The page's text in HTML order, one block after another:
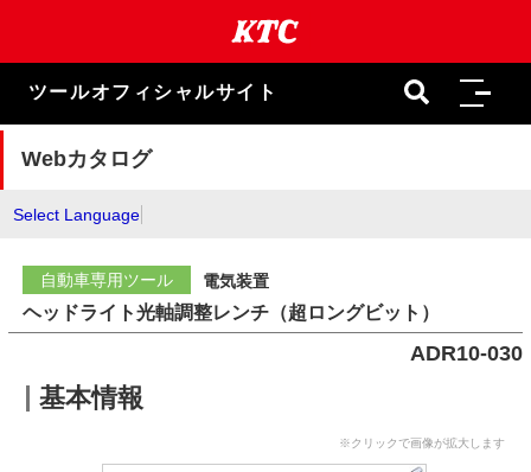
ま
キ
ツールオフィシャルサイト
Webカタログ
Select Language
自動車専用ツール 電気装置
ヘッドライト光軸調整レンチ（超ロングビット）
ADR10-030
基本情報
※クリックで画像が拡大します